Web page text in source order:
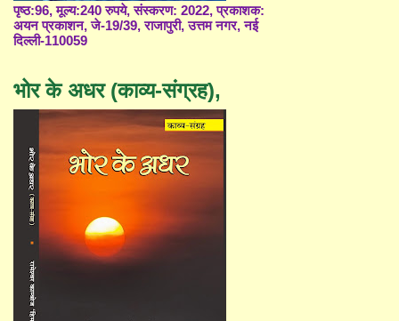
पृष्ठ:96, मूल्य:240 रुपये, संस्करण: 2022, प्रकाशक:
अयन प्रकाशन, जे-19/39, राजापुरी, उत्तम नगर, नई
दिल्ली-110059
भोर के अधर (काव्य-संग्रह),